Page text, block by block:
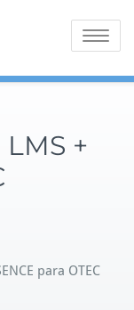
Alternar
+
para OTEC